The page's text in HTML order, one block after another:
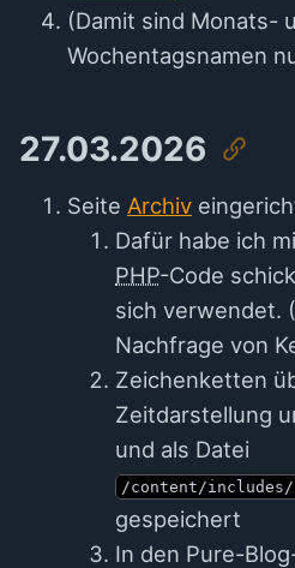
(Damit sind Monats-
Wochentagsnamen
27.03.2026
Seite Archiv
Dafür habe ich
PHP-Code
sich verwendet.
Nachfrage von
Zeichenketten
Zeitdarstellung
und als Datei
/content/includes/
gespeichert
In den Pure-